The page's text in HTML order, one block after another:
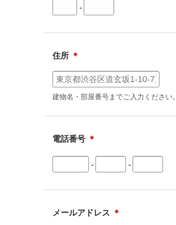
-
住所 ＊
建物名・部屋番号までご入力ください。
電話番号 ＊
- -
メールアドレス ＊